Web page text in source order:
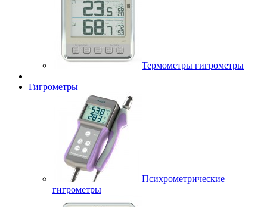
Термометры гигрометры
Гигрометры
Психрометрические
гигрометры